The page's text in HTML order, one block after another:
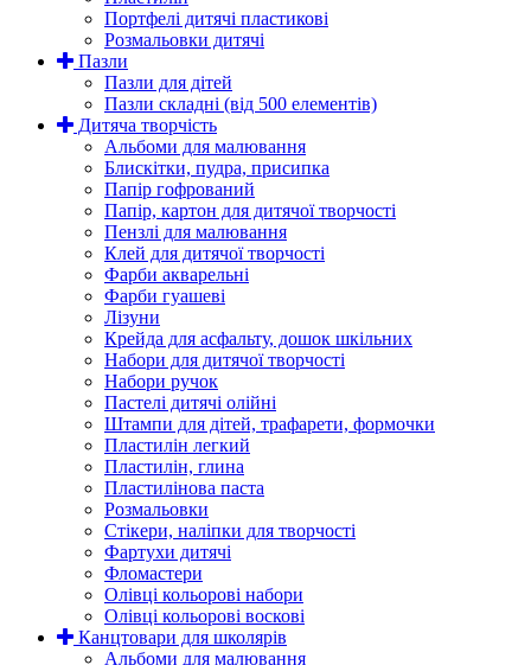
Портфелі дитячі пластикові
Розмальовки дитячі
Пазли
Пазли для дітей
Пазли складні (від 500 елементів)
Дитяча творчість
Альбоми для малювання
Блискітки, пудра, присипка
Папір гофрований
Папір, картон для дитячої творчості
Пензлі для малювання
Клей для дитячої творчості
Фарби акварельні
Фарби гуашеві
Лізуни
Крейда для асфальту, дошок шкільних
Набори для дитячої творчості
Набори ручок
Пастелі дитячі олійні
Штампи для дітей, трафарети, формочки
Пластилін легкий
Пластилін, глина
Пластилінова паста
Розмальовки
Стікери, наліпки для творчості
Фартухи дитячі
Фломастери
Олівці кольорові набори
Олівці кольорові воскові
Канцтовари для школярів
Альбоми для малювання